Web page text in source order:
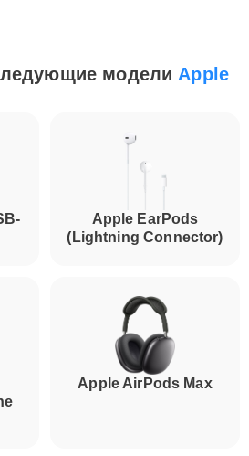
модели Apple
Apple EarPods
(Lightning Connector)
Apple AirPods Max